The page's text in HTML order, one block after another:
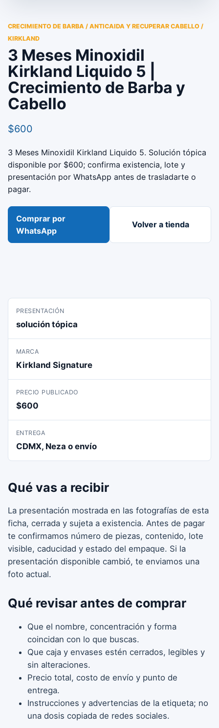
CRECIMIENTO DE BARBA / ANTICAIDA Y RECUPERAR CABELLO /
KIRKLAND
3 Meses Minoxidil
Kirkland Liquido 5 |
Crecimiento de Barba y
Cabello
$600
3 Meses Minoxidil Kirkland Liquido 5. Solución tópica
disponible por $600; confirma existencia, lote y
presentación por WhatsApp antes de trasladarte o
pagar.
Comprar por
WhatsApp
Volver a tienda
PRESENTACIÓN
solución tópica
MARCA
Kirkland Signature
PRECIO PUBLICADO
$600
ENTREGA
CDMX, Neza o envío
Qué vas a recibir
La presentación mostrada en las fotografías de esta
ficha, cerrada y sujeta a existencia. Antes de pagar
te confirmamos número de piezas, contenido, lote
visible, caducidad y estado del empaque. Si la
presentación disponible cambió, te enviamos una
foto actual.
Qué revisar antes de comprar
Que el nombre, concentración y forma
coincidan con lo que buscas.
Que caja y envases estén cerrados, legibles y
sin alteraciones.
Precio total, costo de envío y punto de
entrega.
Instrucciones y advertencias de la etiqueta; no
una dosis copiada de redes sociales.